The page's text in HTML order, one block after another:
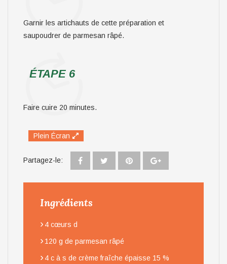
Garnir les artichauts de cette préparation et
saupoudrer de parmesan râpé.
ÉTAPE 6
Faire cuire 20 minutes.
Plein Écran
Partagez-le:
Ingrédients
› 4 cœurs d
› 120 g de parmesan râpé
› 4 c à s de crème fraîche épaisse 15 %